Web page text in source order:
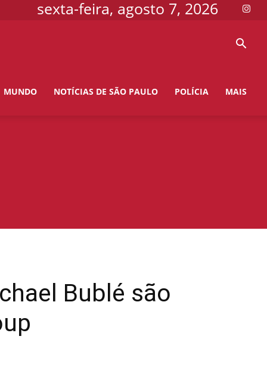
sexta-feira, agosto 7, 2026
MUNDO NOTÍCIAS DE SÃO PAULO POLÍCIA MAIS
Bublé são